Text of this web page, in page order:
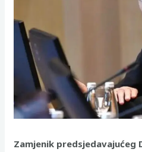
Zamjenik predsjedavajućeg